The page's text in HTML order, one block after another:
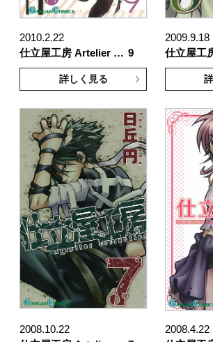
2010.2.22
仕立屋工房 Artelier … 9
詳しく見る
2009.9.18
仕立屋工
2008.10.22
2008.4.22